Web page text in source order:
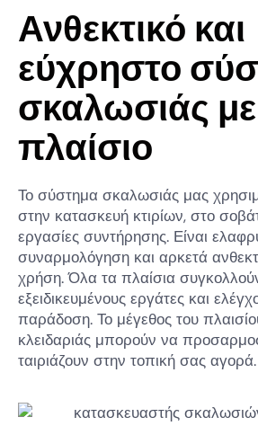
Ανθεκτικό και
εύχρηστο
σκαλωσιάς με
πλαίσιο
Το σύστημα σκαλωσιάς μας
στην κατασκευή κτιρίων, στο
εργασίες συντήρησης. Είναι
συναρμολόγηση και αρκετά
χρήση. Όλα τα πλαίσια
εξειδικευμένους εργάτες και
παράδοση. Το μέγεθος του
κλειδαριάς μπορούν να
ταιριάζουν στην τοπική σας αγορά.